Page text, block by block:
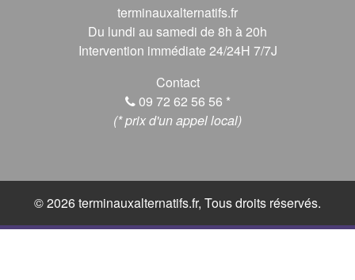
terminauxalternatifs.fr
Du lundi au samedi de 8h à 20h
Intervention immédiate 24/24H 7/7J
Contact
09 72 62 56 56 *
(* prix d'un appel local)
© 2026 terminauxalternatifs.fr, Tous droits réservés.